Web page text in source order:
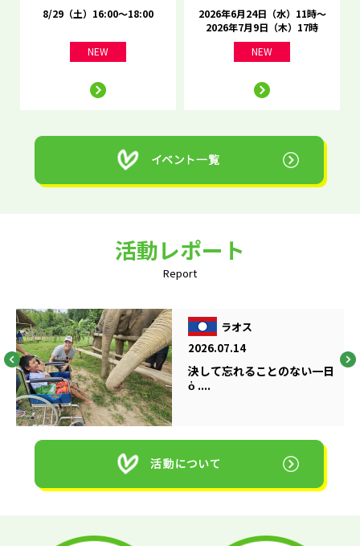
8/29（土）16:00～18:00
NEW
2026年6月24日（水）11時～
2026年7月9日（木）17時
NEW
活動レポート
Report
ラオス
2026.07.14
決して忘れることのない一日
ὁ ....